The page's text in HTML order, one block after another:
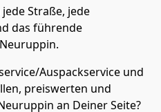
Straße, jede
das führende
Auspackservice und
preiswerten und
an Deiner Seite?